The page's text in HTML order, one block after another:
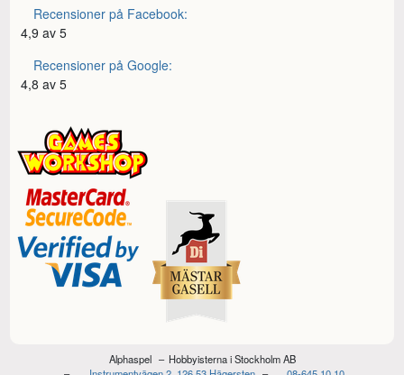
Recensioner på Facebook:
4,9 av 5
Recensioner på Google:
4,8 av 5
Alphaspel
Hobbyisterna i Stockholm AB